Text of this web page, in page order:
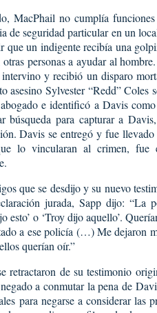
MacPhail no cumplía
de seguridad particular en un
un indigente recibía una
personas a ayudar al
y recibió un disparo
asesino Sylvester “Redd” Coles
e identificó a Davis
búsqueda para capturar a
Davis se entregó y fue
lo vincularan al crimen, fue
que se desdijo y su nuevo
jurada, Sapp dijo:
esto’ o ‘Troy dijo aquello’.
a ese policía (…) Me dejaron
querían oír.”
retractaron de su testimonio
a conmutar la pena de
para negarse a considerar las